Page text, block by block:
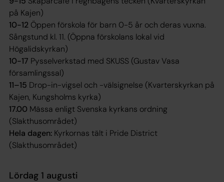
på Kajen)
10-12 Öppen förskola för barn 0-5 år och deras vuxna.
Sångstund kl. 11. (Öppna förskolans lokal vid
Högalidskyrkan)
10-17 Pysselverkstad med SKUSS (Gustav Vasa
församlingssal)
11–15 Drop-in-vigsel och -välsignelse (Kvarterskyrkan på
Kajen, Kungsholms kyrka)
17.00 Mässa enligt Svenska kyrkans ordning
(Slakthusområdet)
Hela dagen: Kyrkornas tält i Pride District
(Slakthusområdet)
Lördag 1 augusti